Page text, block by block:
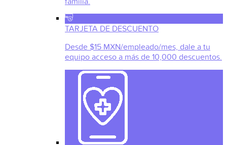
TARJETA DE DESCUENTO
Desde $15 MXN/empleado/mes, dale a tu
equipo acceso a más de 10,000 descuentos.